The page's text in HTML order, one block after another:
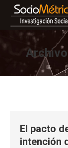
El pacto
intención